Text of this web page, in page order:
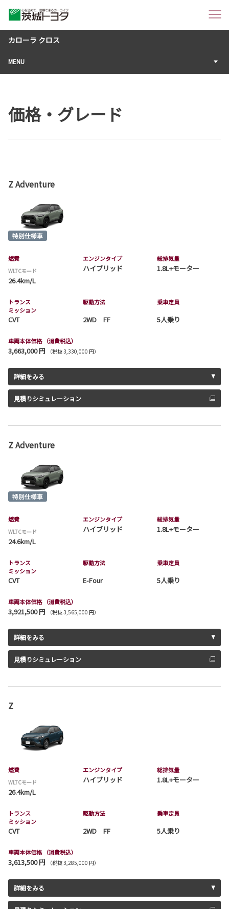
カローラ クロス
MENU
価格・グレード
Z Adventure
燃費
WLTCモード
26.4km/L
エンジンタイプ
ハイブリッド
総排気量
1.8L+モーター
トランス
ミッション
CVT
駆動方法
2WD FF
乗車定員
5人乗り
車両本体価格 （消費税込）
3,663,000 円 （税抜 3,330,000 円）
詳細をみる
見積りシミュレーション
Z Adventure
燃費
WLTCモード
24.6km/L
エンジンタイプ
ハイブリッド
総排気量
1.8L+モーター
トランス
ミッション
CVT
駆動方法
E-Four
乗車定員
5人乗り
車両本体価格 （消費税込）
3,921,500 円 （税抜 3,565,000 円）
詳細をみる
見積りシミュレーション
Z
燃費
WLTCモード
26.4km/L
エンジンタイプ
ハイブリッド
総排気量
1.8L+モーター
トランス
ミッション
CVT
駆動方法
2WD FF
乗車定員
5人乗り
車両本体価格 （消費税込）
3,613,500 円 （税抜 3,285,000 円）
詳細をみる